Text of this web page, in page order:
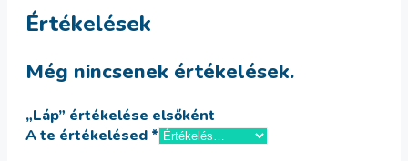
Értékelések
Még nincsenek értékelések.
„Láp” értékelése elsőként
A te értékelésed *